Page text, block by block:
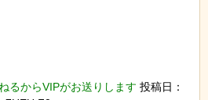
るからVIPがお送りします 投稿日：